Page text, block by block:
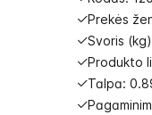
Prekės
Svoris
Produkto
Talpa: